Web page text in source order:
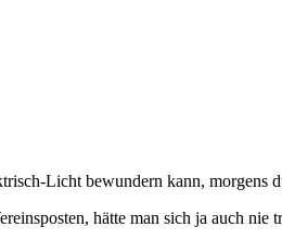
Licht bewundern kann, morgens
hätte man sich ja auch nie